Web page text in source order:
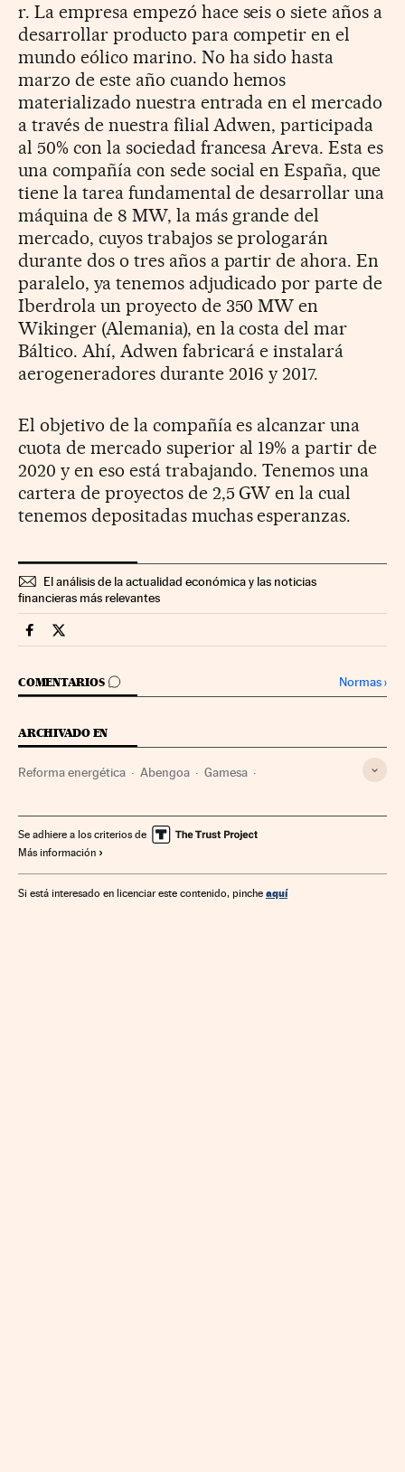
r. La empresa empezó hace seis o siete años a
desarrollar producto para competir en el
mundo eólico marino. No ha sido hasta
marzo de este año cuando hemos
materializado nuestra entrada en el mercado
a través de nuestra filial Adwen, participada
al 50% con la sociedad francesa Areva. Esta es
una compañía con sede social en España, que
tiene la tarea fundamental de desarrollar una
máquina de 8 MW, la más grande del
mercado, cuyos trabajos se prologarán
durante dos o tres años a partir de ahora. En
paralelo, ya tenemos adjudicado por parte de
Iberdrola un proyecto de 350 MW en
Wikinger (Alemania), en la costa del mar
Báltico. Ahí, Adwen fabricará e instalará
aerogeneradores durante 2016 y 2017.
El objetivo de la compañía es alcanzar una
cuota de mercado superior al 19% a partir de
2020 y en eso está trabajando. Tenemos una
cartera de proyectos de 2,5 GW en la cual
tenemos depositadas muchas esperanzas.
El análisis de la actualidad económica y las noticias
financieras más relevantes
Companias Cinco Días en Facebook
Companias Cinco Días en Twitter
COMENTARIOS
IR A LOS COMENTARIOS Normas›
ARCHIVADO EN
Reforma energética Abengoa Gamesa
Mercados financieros Empresas Administración Estado
Compañías eléctricas Energías renovables
Se adhiere a los criterios de
Más información
Si está interesado en licenciar este contenido, pinche aquí